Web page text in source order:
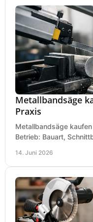
Metallbandsäge
Praxis
Metallbandsäge
Betrieb: Bauart,
14. Juni 2026